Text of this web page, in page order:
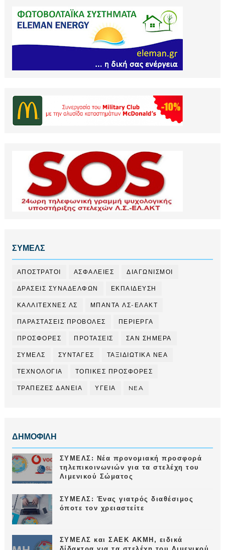
ΣΥΜΕΛΣ
ΑΠΟΣΤΡΑΤΟΙ ΑΣΦΑΛΕΙΕΣ ΔΙΑΓΩΝΙΣΜΟΙ
ΔΡΑΣΕΙΣ ΣΥΝΑΔΕΛΦΩΝ ΕΚΠΑΙΔΕΥΣΗ
ΚΑΛΛΙΤΕΧΝΕΣ ΛΣ ΜΠΑΝΤΑ ΛΣ-ΕΛΑΚΤ
ΠΑΡΑΣΤΑΣΕΙΣ ΠΡΟΒΟΛΕΣ ΠΕΡΙΕΡΓΑ
ΠΡΟΣΦΟΡΕΣ ΠΡΟΤΑΣΕΙΣ ΣΑΝ ΣΗΜΕΡΑ
ΣΥΜΕΛΣ ΣΥΝΤΑΓΕΣ ΤΑΞΙΔΙΩΤΙΚΑ ΝΕΑ
ΤΕΧΝΟΛΟΓΙΑ ΤΟΠΙΚΕΣ ΠΡΟΣΦΟΡΕΣ
ΤΡΑΠΕΖΕΣ ΔΑΝΕΙΑ ΥΓΕΙΑ NEA
ΔΗΜΟΦΙΛΗ
ΣΥΜΕΛΣ: Νέα προνομιακή προσφορά
τηλεπικοινωνιών για τα στελέχη του
Λιμενικού Σώματος
ΣΥΜΕΛΣ: Ένας γιατρός διαθέσιμος
όποτε τον χρειαστείτε
ΣΥΜΕΛΣ και ΣΑΕΚ ΑΚΜΗ, ειδικά